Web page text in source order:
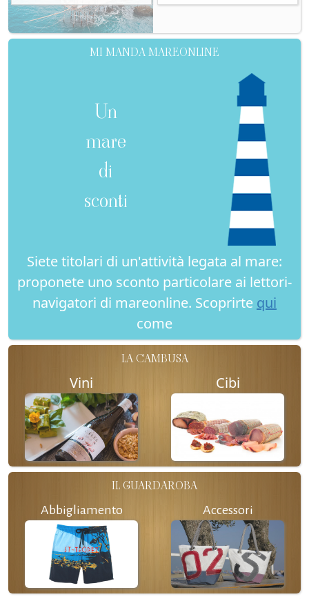
MI MANDA MAREONLINE
Un
mare
di
sconti
Siete titolari di un'attività legata al mare:
proponete uno sconto particolare ai lettori-
navigatori di mareonline. Scoprirte qui
come
LA CAMBUSA
Vini Cibi
IL GUARDAROBA
Abbigliamento Accessori